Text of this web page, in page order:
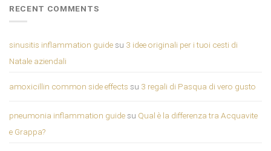
RECENT COMMENTS
sinusitis inflammation guidesu 3 idee originali per i tuoi cesti di
Natale aziendali
amoxicillin common side effects su 3 regali di Pasqua di vero gusto
pneumonia inflammation guidesu Qual è la differenza tra Acquavite
e Grappa?